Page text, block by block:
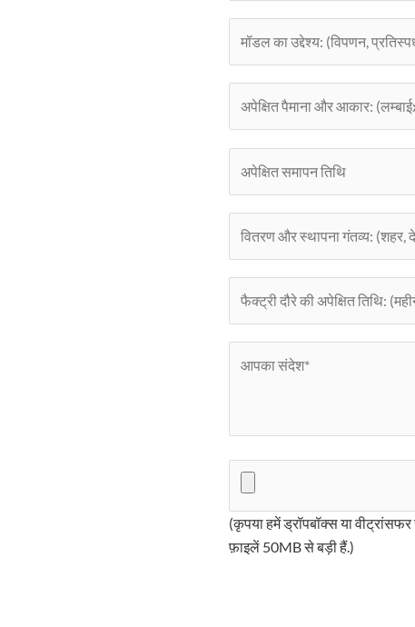
(कृपया हमें ड्रॉपबॉक्स या वीट्रांसफर
फ़ाइलें 50MB से बड़ी हैं.)